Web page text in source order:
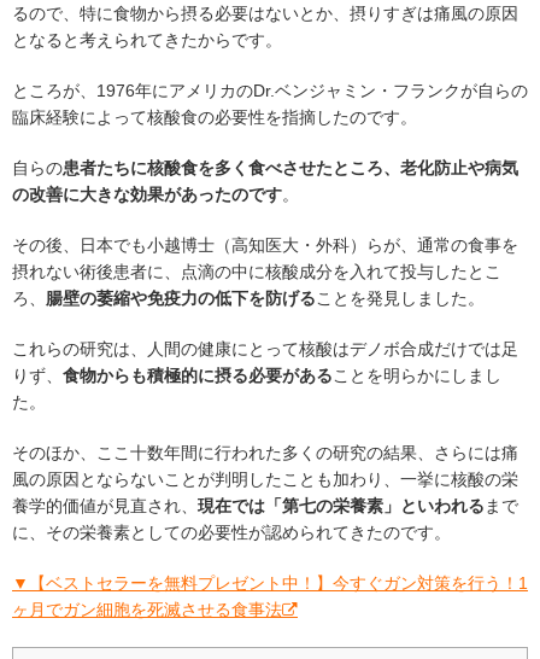
るので、特に食物から摂る必要はないとか、摂りすぎは痛風の原因
となると考えられてきたからです。
ところが、1976年にアメリカのDr.ベンジャミン・フランクが自らの
臨床経験によって核酸食の必要性を指摘したのです。
自らの患者たちに核酸食を多く食べさせたところ、老化防止や病気
の改善に大きな効果があったのです。
その後、日本でも小越博士（高知医大・外科）らが、通常の食事を
摂れない術後患者に、点滴の中に核酸成分を入れて投与したとこ
ろ、 腸壁の萎縮や免疫力の低下を防げることを発見しました。
これらの研究は、人間の健康にとって核酸はデノボ合成だけでは足
りず、 食物からも積極的に摂る必要があることを明らかにしまし
た。
そのほか、ここ十数年間に行われた多くの研究の結果、さらには痛
風の原因とならないことが判明したことも加わり、一挙に核酸の栄
養学的価値が見直され、 現在では「第七の栄養素」といわれる まで
に、その栄養素としての必要性が認められてきたのです。
▼【ベストセラーを無料プレゼント中！】今すぐガン対策を行う！1
ヶ月でガン細胞を死滅させる食事法